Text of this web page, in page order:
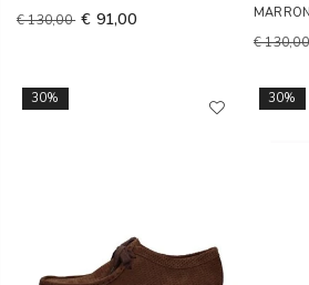
€ 130,00 € 91,00
€
30% 30%